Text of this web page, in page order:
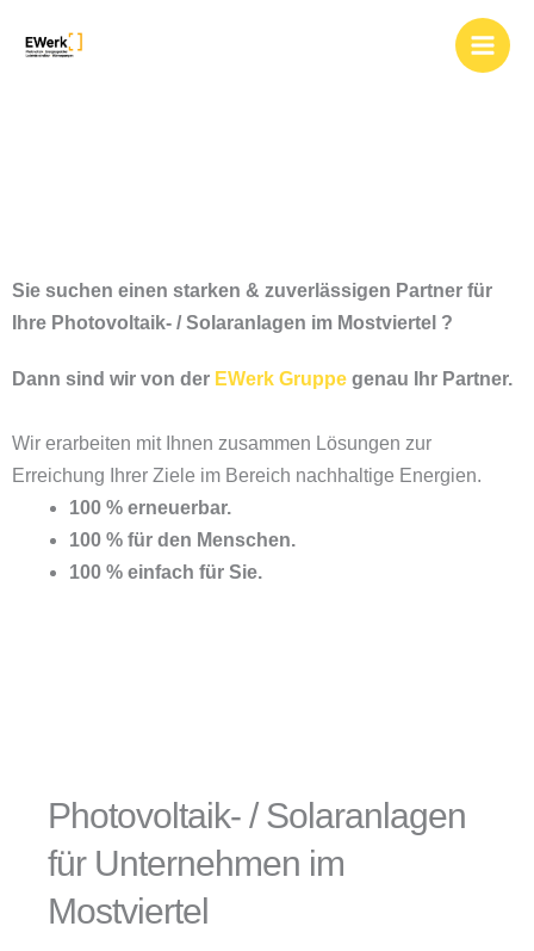
Inhalt
Photovoltaik und
Sie suchen einen starken & zuverlässigen Partner für
Ihre Photovoltaik- / Solaranlagen im Mostviertel ?
Dann sind wir von der EWerk Gruppe genau Ihr Partner.
Wir erarbeiten mit Ihnen zusammen Lösungen zur
Erreichung Ihrer Ziele im Bereich nachhaltige Energien.
100 % erneuerbar.
100 % für den Menschen.
100 % einfach für Sie.
Photovoltaik- / Solaranlagen
für Unternehmen im
Mostviertel